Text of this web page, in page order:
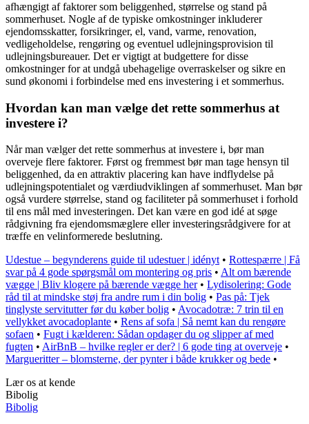
afhængigt af faktorer som beliggenhed, størrelse og stand på
sommerhuset. Nogle af de typiske omkostninger inkluderer
ejendomsskatter, forsikringer, el, vand, varme, renovation,
vedligeholdelse, rengøring og eventuel udlejningsprovision til
udlejningsbureauer. Det er vigtigt at budgettere for disse
omkostninger for at undgå ubehagelige overraskelser og sikre en
sund økonomi i forbindelse med ens investering i et sommerhus.
Hvordan kan man vælge det rette sommerhus at
investere i?
Når man vælger det rette sommerhus at investere i, bør man
overveje flere faktorer. Først og fremmest bør man tage hensyn til
beliggenhed, da en attraktiv placering kan have indflydelse på
udlejningspotentialet og værdiudviklingen af sommerhuset. Man bør
også vurdere størrelse, stand og faciliteter på sommerhuset i forhold
til ens mål med investeringen. Det kan være en god idé at søge
rådgivning fra ejendomsmæglere eller investeringsrådgivere for at
træffe en velinformerede beslutning.
Udestue – begynderens guide til udestuer | idényt • Rottespærre | Få
svar på 4 gode spørgsmål om montering og pris • Alt om bærende
vægge | Bliv klogere på bærende vægge her• Lydisolering: Gode
råd til at mindske støj fra andre rum i din bolig • Pas på: Tjek
tinglyste servitutter før du køber bolig • Avocadotræ: 7 trin til en
vellykket avocadoplante • Rens af sofa | Så nemt kan du rengøre
sofaen • Fugt i kælderen: Sådan opdager du og slipper af med
fugten • AirBnB – hvilke regler er der? | 6 gode ting at overveje •
Margueritter – blomsterne, der pynter i både krukker og bede •
Lær os at kende
Bibolig
Bibolig